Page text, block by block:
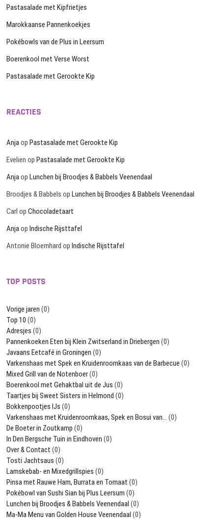
Pastasalade met Kipfrietjes
Marokkaanse Pannenkoekjes
Pokébowls van de Plus in Leersum
Boerenkool met Verse Worst
Pastasalade met Gerookte Kip
REACTIES
AnjaopPastasalade met Gerookte Kip
Evelien opPastasalade met Gerookte Kip
AnjaopLunchen bij Broodjes & Babbels Veenendaal
Broodjes & Babbels opLunchen bij Broodjes & Babbels Veenendaal
Carl opChocoladetaart
AnjaopIndische Rijsttafel
Antonie Bloemhard opIndische Rijsttafel
TOP POSTS
Vorige jaren (0)
Top 10 (0)
Adresjes (0)
Pannenkoeken Eten bij Klein Zwitserland in Driebergen (0)
Javaans Eetcafé in Groningen (0)
Varkenshaas met Spek en Kruidenroomkaas van de Barbecue (0)
Mixed Grill van de Notenboer(0)
Boerenkool met Gehaktbal uit de Jus (0)
Taartjes bij Sweet Sisters in Helmond (0)
Bokkenpootjes IJs (0)
Varkenshaas met Kruidenroomkaas, Spek en Bosui van… (0)
De Boeter in Zoutkamp (0)
In Den Bergsche Tuin in Eindhoven (0)
Over & Contact (0)
Tosti Jachtsaus (0)
Lamskebab- en Mixedgrillspies (0)
Pinsa met Rauwe Ham, Burrata en Tomaat (0)
Pokébowl van Sushi Sian bij Plus Leersum (0)
Lunchen bij Broodjes & Babbels Veenendaal (0)
Ma-Ma Menu van Golden House Veenendaal (0)